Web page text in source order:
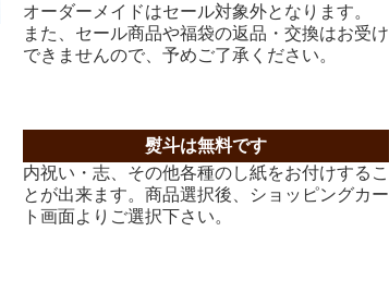
オーダーメイドはセール対象外となります。
また、セール商品や福袋の返品・交換はお受け
できませんので、予めご了承ください。
熨斗は無料です
内祝い・志、その他各種のし紙をお付けするこ
とが出来ます。商品選択後、ショッピングカー
ト画面よりご選択下さい。